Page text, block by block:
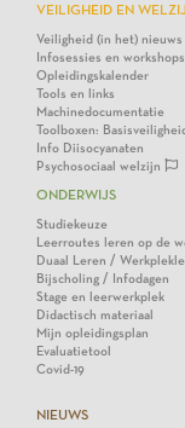
VEILIGHEID EN
Veiligheid (in het) nieuws
Infosessies en workshops
Opleidingskalender
Tools en links
Machinedocumentatie
Toolboxen:
Info Diisocyanaten
Psychosociaal welzijn
ONDERWIJS
Studiekeuze
Leerroutes leren op de
Duaal Leren /
Bijscholing / Infodagen
Stage en leerwerkplek
Didactisch materiaal
Mijn opleidingsplan
Evaluatietool
Covid-19
NIEUWS